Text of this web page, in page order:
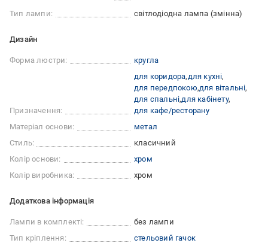
Тип лампи:
світлодіодна лампа (змінна)
Дизайн
Форма люстри: кругла
Призначення:
для коридора для кухні
для передпокою для вітальні
для спальні для кабінету
для кафе/ресторану
Матеріал основи:
метал
Стиль:
класичний
Колір основи:
хром
Колір виробника:
хром
Додаткова інформація
Лампи в комплекті:
без лампи
Тип кріплення:
стельовий гачок